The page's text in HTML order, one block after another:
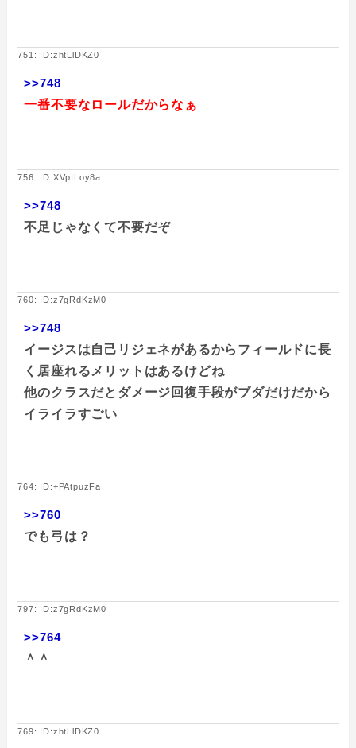
751: ID:zhtLlDKZ0
>>748
一番不要なロールだからなぁ
756: ID:XVpILoy8a
>>748
不足じゃなくて不要だぞ
760: ID:z7gRdKzM0
>>748
イージスは自己リジェネがあるからフィールドに長
く居座れるメリットはあるけどね
他のクラスだとダメージ回復手段がブダだけだから
イライラすごい
764: ID:+PAtpuzFa
>>760
でも弓は？
797: ID:z7gRdKzM0
>>764
＾＾
769: ID:zhtLlDKZ0